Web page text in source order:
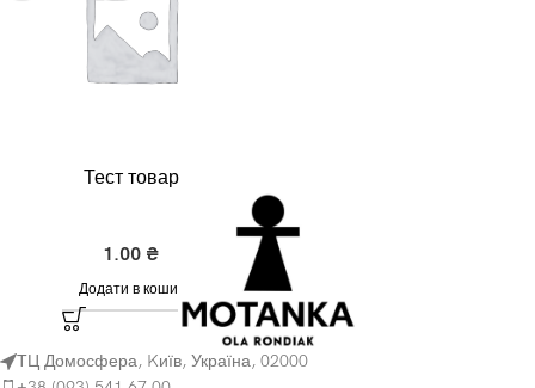
Тест товар
1.00 ₴
Додати в кошик
ТЦ Домосфера, Kиїв, Україна, 02000